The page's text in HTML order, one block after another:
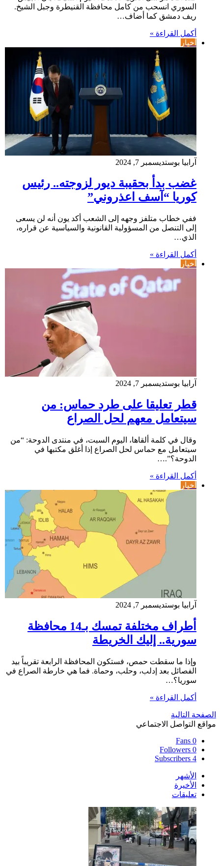
السوري انسحب من كامل محافظة القنيطرة وجبل الشيخ.
ريف دمشق كما أضاف…
أكمل القراءة »
أخبار
آرابيا بوستديسمبر 7, 2024
غضب بدأ بحقيبة ديور لزوجته.. رئيس
كوريا “آسف اعذروني”
ففي خطاب متلفز وجهه إلى الشعب أكد يون أنه لن يسعى
إلى التنصل من المسؤولية القانونية والسياسية عن قراره،
الذي…
أكمل القراءة »
أخبار
آرابيا بوستديسمبر 7, 2024
قطر تعليقا على طرد حماس: من
سيتعامل معهم لحل الصراع
وقال في كلمة ألقاها، اليوم السبت، في منتدى الدوحة: “من
سيتعامل مع حماس لحل الصراع إذا أغلق مكتبها في
الدوحة؟”.…
أكمل القراءة »
أخبار
آرابيا بوستديسمبر 7, 2024
أطراف مختلفة تمسك بـ14 محافظة
سورية.. إليك الخريطة
وإذا ما سقطت حمص، فستكون المحافظة الرابعة تقريباً بيد
الفصائل بعد إدلب، وحلب، وحماة. فما هي خارطة الصراع في
سوريا؟…
أكمل القراءة »
الصفحة التالية
مواقع التواصل الاجتماعي
0
Fans
0
Followers
4
Subscribers
الأشهر
الأخيرة
تعليقات